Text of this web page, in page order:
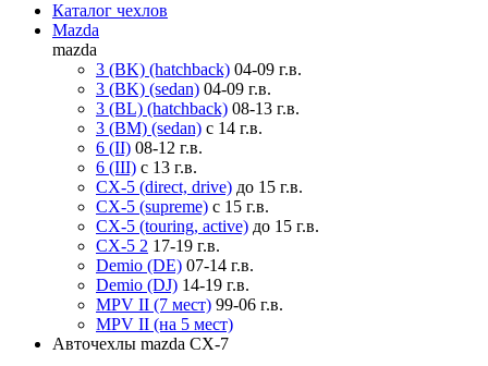
Каталог чехлов
Mazda
mazda
3 (BK) (hatchback) 04-09 г.в.
3 (BK) (sedan) 04-09 г.в.
3 (BL) (hatchback) 08-13 г.в.
3 (BM) (sedan) с 14 г.в.
6 (II) 08-12 г.в.
6 (III) с 13 г.в.
CX-5 (direct, drive) до 15 г.в.
CX-5 (supreme) с 15 г.в.
CX-5 (touring, active) до 15 г.в.
CX-5 2 17-19 г.в.
Demio (DE) 07-14 г.в.
Demio (DJ) 14-19 г.в.
MPV II (7 мест) 99-06 г.в.
MPV II (на 5 мест)
Авточехлы mazda CX-7